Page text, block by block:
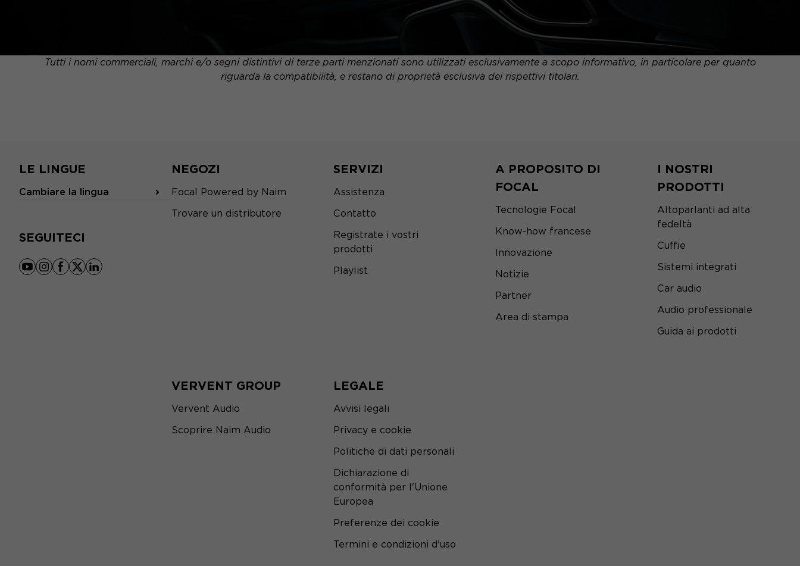
Tutti i nomi commerciali, marchi e/o segni distintivi di terze parti menzionati sono utilizzati esclusivamente a scopo informativo, in particolare per quanto
riguarda la compatibilità, e restano di proprietà esclusiva dei rispettivi titolari.
LE LINGUE
Cambiare la lingua
SEGUITECI
youtube
instagram
facebook
x linkedin
NEGOZI
Focal Powered by Naim
Trovare un distributore
SERVIZI
Assistenza
Contatto
Registrate i vostri
prodotti
Playlist
A PROPOSITO DI
FOCAL
Tecnologie Focal
Know-how francese
Innovazione
Notizie
Partner
Area di stampa
I NOSTRI
PRODOTTI
Altoparlanti ad alta
fedeltà
Cuffie
Sistemi integrati
Car audio
Audio professionale
Guida ai prodotti
VERVENT GROUP
Vervent Audio
Scoprire Naim Audio
LEGALE
Avvisi legali
Privacy e cookie
Politiche di dati personali
Dichiarazione di
conformità per l'Unione
Europea
Preferenze dei cookie
Termini e condizioni d'uso